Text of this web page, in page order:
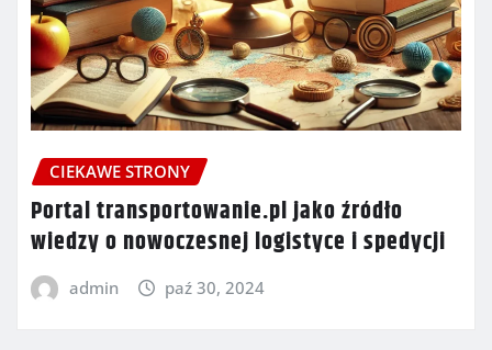
CIEKAWE STRONY
Portal transportowanie.pl jako źródło
wiedzy o nowoczesnej logistyce i spedycji
admin paź 30, 2024